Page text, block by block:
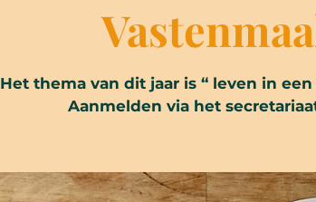
Het thema van dit jaar is “ leven in
Aanmelden via het